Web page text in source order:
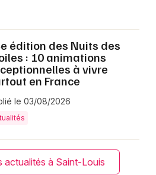
édition des Nuits des
: 10 animations
à vivre
en France
le 03/08/2026
actualités à Saint-Louis